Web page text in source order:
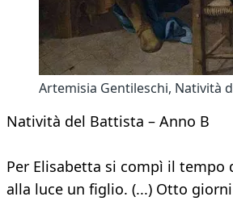
Artemisia Gentileschi, Natività
Natività del Battista – Anno B
Per Elisabetta si compì il tempo
alla luce un figlio. (...) Otto